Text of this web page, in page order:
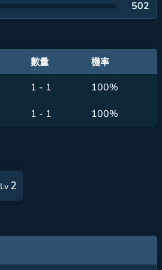
502
數量 機率
1 - 1 100%
1 - 1 100%
Lv 2